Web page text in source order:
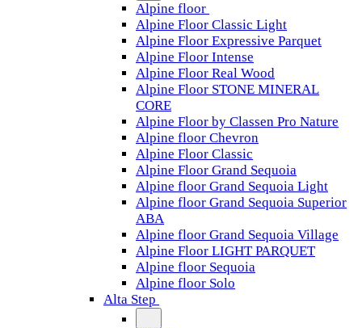
Alpine floor
Alpine Floor Classic Light
Alpine Floor Expressive Parquet
Alpine Floor Intense
Alpine Floor Real Wood
Alpine Floor STONE MINERAL
CORE
Alpine Floor by Classen Pro Nature
Alpine floor Chevron
Alpine Floor Classic
Alpine Floor Grand Sequoia
Alpine floor Grand Sequoia Light
Alpine floor Grand Sequoia Superior
ABA
Alpine floor Grand Sequoia Village
Alpine Floor LIGHT PARQUET
Alpine floor Sequoia
Alpine floor Solo
Alta Step